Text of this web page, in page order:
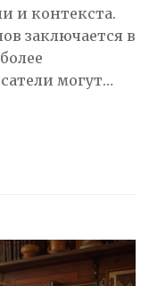
и контекста.
заключается в
могут
сюжета
также